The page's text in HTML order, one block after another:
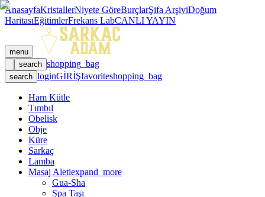
AnasayfaKristallerNiyete GöreBurçlarŞifa ArşiviDoğum
HaritasıEğitimlerFrekans LabCANLI YAYIN
menu
search shopping_bag
search loginGİRİŞfavoriteshopping_bag
Ham Kütle
Tımbıl
Obelisk
Obje
Küre
Sarkaç
Lamba
Masaj Aletiexpand_more
Gua-Sha
Spa Taşı